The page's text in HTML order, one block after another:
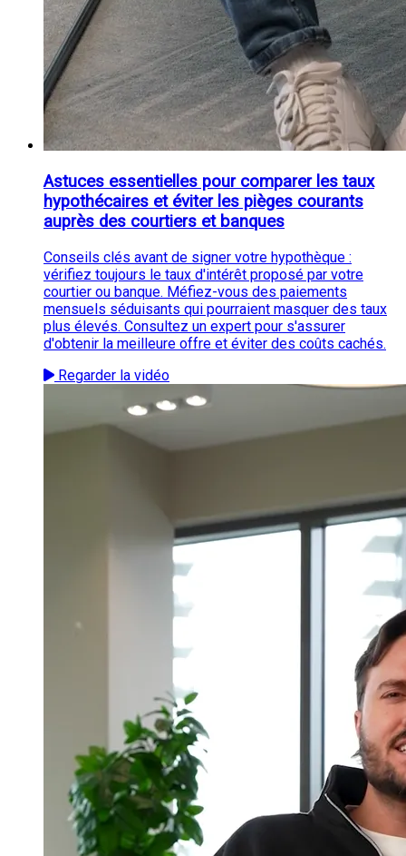
Astuces essentielles pour comparer les taux
hypothécaires et éviter les pièges courants
auprès des courtiers et banques
Conseils clés avant de signer votre hypothèque :
vérifiez toujours le taux d'intérêt proposé par votre
courtier ou banque. Méfiez-vous des paiements
mensuels séduisants qui pourraient masquer des taux
plus élevés. Consultez un expert pour s'assurer
d'obtenir la meilleure offre et éviter des coûts cachés.
Regarder la vidéo